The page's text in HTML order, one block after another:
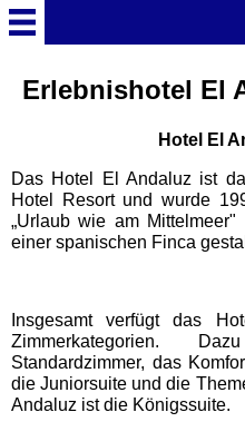
Startseite
Deutschland Überschrift
Freizeitparks
Erlebnispark Tripsdrill
Erlebnishotel El
Hotel El
Das Hotel El Andaluz ist
Hotel Resort und wurde
„Urlaub wie am
einer spanischen Finca
Insgesamt verfügt das
Zimmerkategorien.
Standardzimmer, das
die Juniorsuite und die
Andaluz ist die Königssuite.